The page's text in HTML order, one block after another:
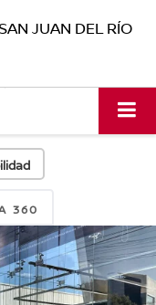
JUAN DEL RÍO
360